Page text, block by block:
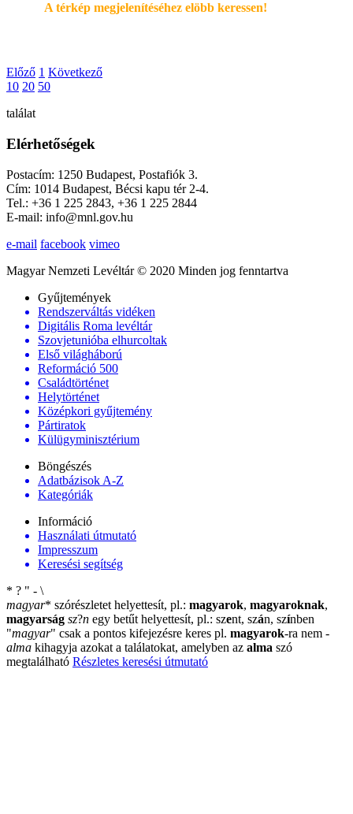
A térkép megjelenítéséhez elöbb keressen!
Előző 1 Következő
10 20 50
találat
Elérhetőségek
Postacím: 1250 Budapest, Postafiók 3.
Cím: 1014 Budapest, Bécsi kapu tér 2-4.
Tel.: +36 1 225 2843, +36 1 225 2844
E-mail: info@mnl.gov.hu
e-mail facebook vimeo
Magyar Nemzeti Levéltár © 2020 Minden jog fenntartva
Gyűjtemények
Rendszerváltás vidéken
Digitális Roma levéltár
Szovjetunióba elhurcoltak
Első világháború
Reformáció 500
Családtörténet
Helytörténet
Középkori gyűjtemény
Pártiratok
Külügyminisztérium
Böngészés
Adatbázisok A-Z
Kategóriák
Információ
Használati útmutató
Impresszum
Keresési segítség
* ? " - \
magyar* szórészletet helyettesít, pl.: magyarok, magyaroknak,
magyarság sz?n egy betűt helyettesít, pl.: szent, szán, színben
"magyar" csak a pontos kifejezésre keres pl. magyarok-ra nem -
alma kihagyja azokat a találatokat, amelyben az alma szó
megtalálható Részletes keresési útmutató